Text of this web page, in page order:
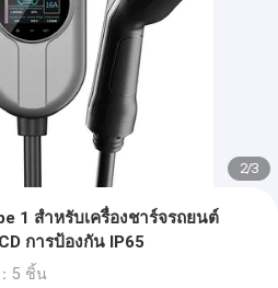
2/3
1 สำหรับเครื่องชาร์จรถยนต์
การป้องกัน IP65
5 ชิ้น